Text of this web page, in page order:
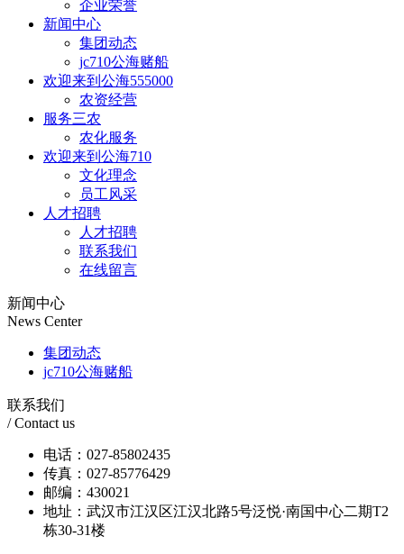
企业荣誉
新闻中心
集团动态
jc710公海赌船
欢迎来到公海555000
农资经营
服务三农
农化服务
欢迎来到公海710
文化理念
员工风采
人才招聘
人才招聘
联系我们
在线留言
新闻中心
News Center
集团动态
jc710公海赌船
联系我们
/ Contact us
电话：027-85802435
传真：027-85776429
邮编：430021
地址：武汉市江汉区江汉北路5号泛悦·南国中心二期T2
栋30-31楼